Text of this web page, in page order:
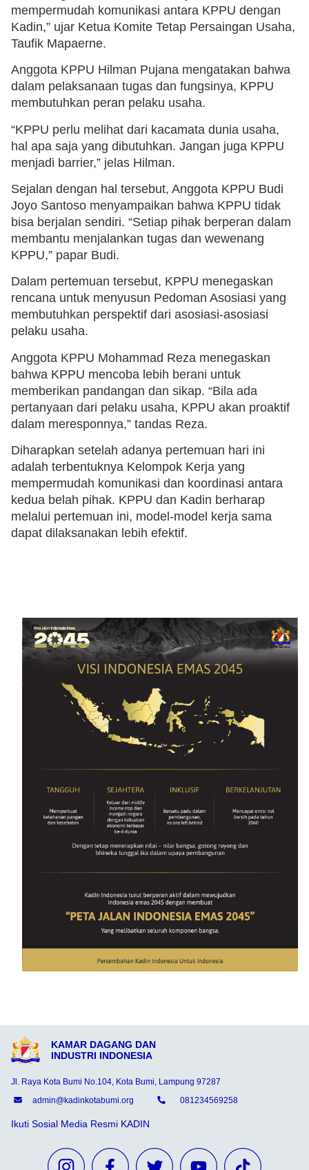
mempermudah komunikasi antara KPPU dengan
Kadin,” ujar Ketua Komite Tetap Persaingan Usaha,
Taufik Mapaerne.
Anggota KPPU Hilman Pujana mengatakan bahwa
dalam pelaksanaan tugas dan fungsinya, KPPU
membutuhkan peran pelaku usaha.
“KPPU perlu melihat dari kacamata dunia usaha,
hal apa saja yang dibutuhkan. Jangan juga KPPU
menjadi barrier,” jelas Hilman.
Sejalan dengan hal tersebut, Anggota KPPU Budi
Joyo Santoso menyampaikan bahwa KPPU tidak
bisa berjalan sendiri. “Setiap pihak berperan dalam
membantu menjalankan tugas dan wewenang
KPPU,” papar Budi.
Dalam pertemuan tersebut, KPPU menegaskan
rencana untuk menyusun Pedoman Asosiasi yang
membutuhkan perspektif dari asosiasi-asosiasi
pelaku usaha.
Anggota KPPU Mohammad Reza menegaskan
bahwa KPPU mencoba lebih berani untuk
memberikan pandangan dan sikap. “Bila ada
pertanyaan dari pelaku usaha, KPPU akan proaktif
dalam meresponnya,” tandas Reza.
Diharapkan setelah adanya pertemuan hari ini
adalah terbentuknya Kelompok Kerja yang
mempermudah komunikasi dan koordinasi antara
kedua belah pihak. KPPU dan Kadin berharap
melalui pertemuan ini, model-model kerja sama
dapat dilaksanakan lebih efektif.
KAMAR DAGANG DAN
INDUSTRI INDONESIA
Jl. Raya Kota Bumi No.104, Kota Bumi, Lampung 97287
admin@kadinkotabumi.org
081234569258
Ikuti Sosial Media Resmi KADIN